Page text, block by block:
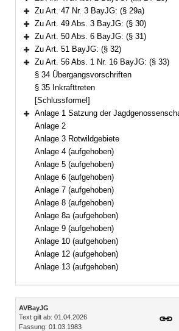
Bereich erweitern
Bereich erweitern
Zu Art. 47 Nr. 3 BayJG: (§ 29a)
Bereich erweitern
Zu Art. 49 Abs. 3 BayJG: (§ 30)
Bereich erweitern
Zu Art. 50 Abs. 6 BayJG: (§ 31)
Bereich erweitern
Zu Art. 51 BayJG: (§ 32)
Bereich erweitern
Zu Art. 56 Abs. 1 Nr. 16 BayJG: (§ 33)
§ 34 Übergangsvorschriften
§ 35 Inkrafttreten
[Schlussformel]
Bereich erweitern
Anlage 1 Satzung der
Anlage 2
Anlage 3 Rotwildgebiete
Anlage 4 (aufgehoben)
Anlage 5 (aufgehoben)
Anlage 6 (aufgehoben)
Anlage 7 (aufgehoben)
Anlage 8 (aufgehoben)
Anlage 8a (aufgehoben)
Anlage 9 (aufgehoben)
Anlage 10 (aufgehoben)
Anlage 12 (aufgehoben)
Anlage 13 (aufgehoben)
Inhalt
AVBayJG
Text gilt ab: 01.04.2026
Fassung: 01.03.1983